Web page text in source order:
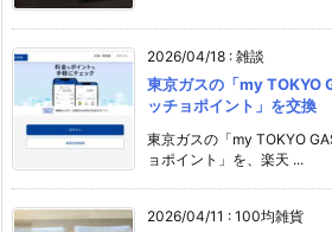
2026/04/18 : 雑談
東京ガスの「my TOKYO
ッチョポイント」を交換
東京ガスの「my TOKYO
ョポイント」を、楽天 ...
2026/04/11 : 100均雑貨